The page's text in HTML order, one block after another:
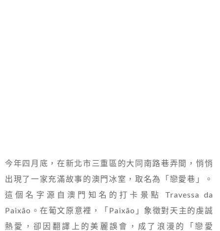
今年四月底，在新北市三重區的大同南路巷弄間，悄悄
出現了一家充滿故事的澳門冰室，取名為「戀愛巷」。
這個名字源自澳門知名的打卡景點 Travessa da
Paixão。在葡文原意裡，「Paixão」象徵對天主的虔誠
熱愛，卻因翻譯上的美麗誤會，成了浪漫的「戀愛